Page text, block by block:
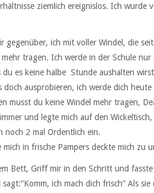
ziemlich ereignislos. Ich wurde
gegenüber, ich mit voller Windel, die
tragen. Ich werde in der Schule nur
es keine halbe Stunde aushalten
doch ausprobieren, ich werde dich
musst du keine Windel mehr tragen,
und legte mich auf den
noch 2 mal Ordentlich ein.
in frische Pampers deckte mich zu
Bett, Griff mir in den Schritt und fasste
ich mach dich frisch“ Als